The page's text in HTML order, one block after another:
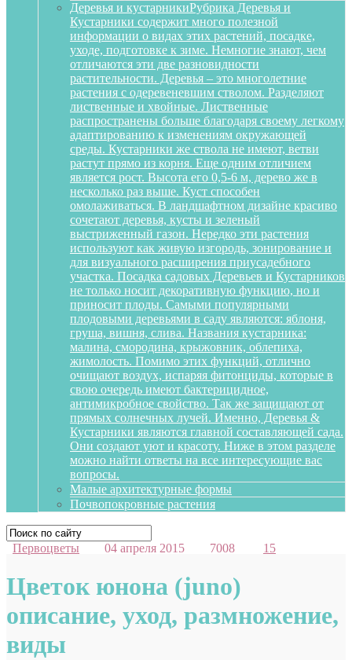
Деревья и кустарникиРубрика Деревья и
Кустарники содержит много полезной
информации о видах этих растений, посадке,
уходе, подготовке к зиме. Немногие знают, чем
отличаются эти две разновидности
растительности. Деревья – это многолетние
растения с одеревеневшим стволом. Разделяют
лиственные и хвойные. Лиственные
распространены больше благодаря своему легкому
адаптированию к изменениям окружающей
среды. Кустарники же ствола не имеют, ветви
растут прямо из корня. Еще одним отличием
является рост. Высота его 0,5-6 м, дерево же в
несколько раз выше. Куст способен
омолаживаться. В ландшафтном дизайне красиво
сочетают деревья, кусты и зеленый
выстриженный газон. Нередко эти растения
используют как живую изгородь, зонирование и
для визуального расширения приусадебного
участка. Посадка садовых Деревьев и Кустарников
не только носит декоративную функцию, но и
приносит плоды. Самыми популярными
плодовыми деревьями в саду являются: яблоня,
груша, вишня, слива. Названия кустарника:
малина, смородина, крыжовник, облепиха,
жимолость. Помимо этих функций, отлично
очищают воздух, испаряя фитонциды, которые в
свою очередь имеют бактерицидное,
антимикробное свойство. Так же защищают от
прямых солнечных лучей. Именно, Деревья &
Кустарники являются главной составляющей сада.
Они создают уют и красоту. Ниже в этом разделе
можно найти ответы на все интересующие вас
вопросы.
Малые архитектурные формы
Почвопокровные растения
Первоцветы 04 апреля 2015 7008 15
Цветок юнона (juno)
описание, уход, размножение,
виды